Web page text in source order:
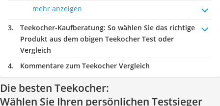
mehr anzeigen
Teekocher-Kaufberatung: So wählen Sie das richtige
Produkt aus dem obigen Teekocher Test oder
Vergleich
Kommentare zum Teekocher Vergleich
Die besten Teekocher:
Wählen Sie Ihren persönlichen Testsieger